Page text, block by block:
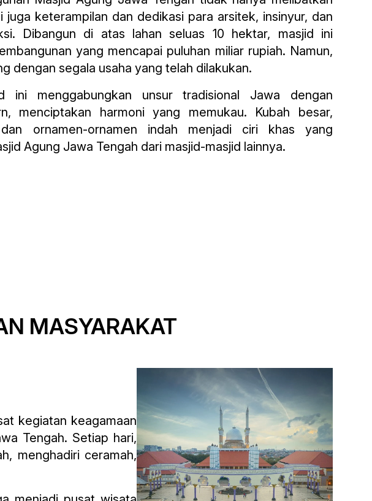
juga keterampilan dan dedikasi para arsitek, insinyur, dan
Dibangun di atas lahan seluas 10 hektar, masjid ini
yang mencapai puluhan miliar rupiah. Namun,
dengan segala usaha yang telah dilakukan.
ini menggabungkan unsur tradisional Jawa dengan
menciptakan harmoni yang memukau. Kubah besar,
ornamen-ornamen indah menjadi ciri khas yang
Agung Jawa Tengah dari masjid-masjid lainnya.
MASYARAKAT
kegiatan keagamaan
Tengah. Setiap hari,
menghadiri ceramah,